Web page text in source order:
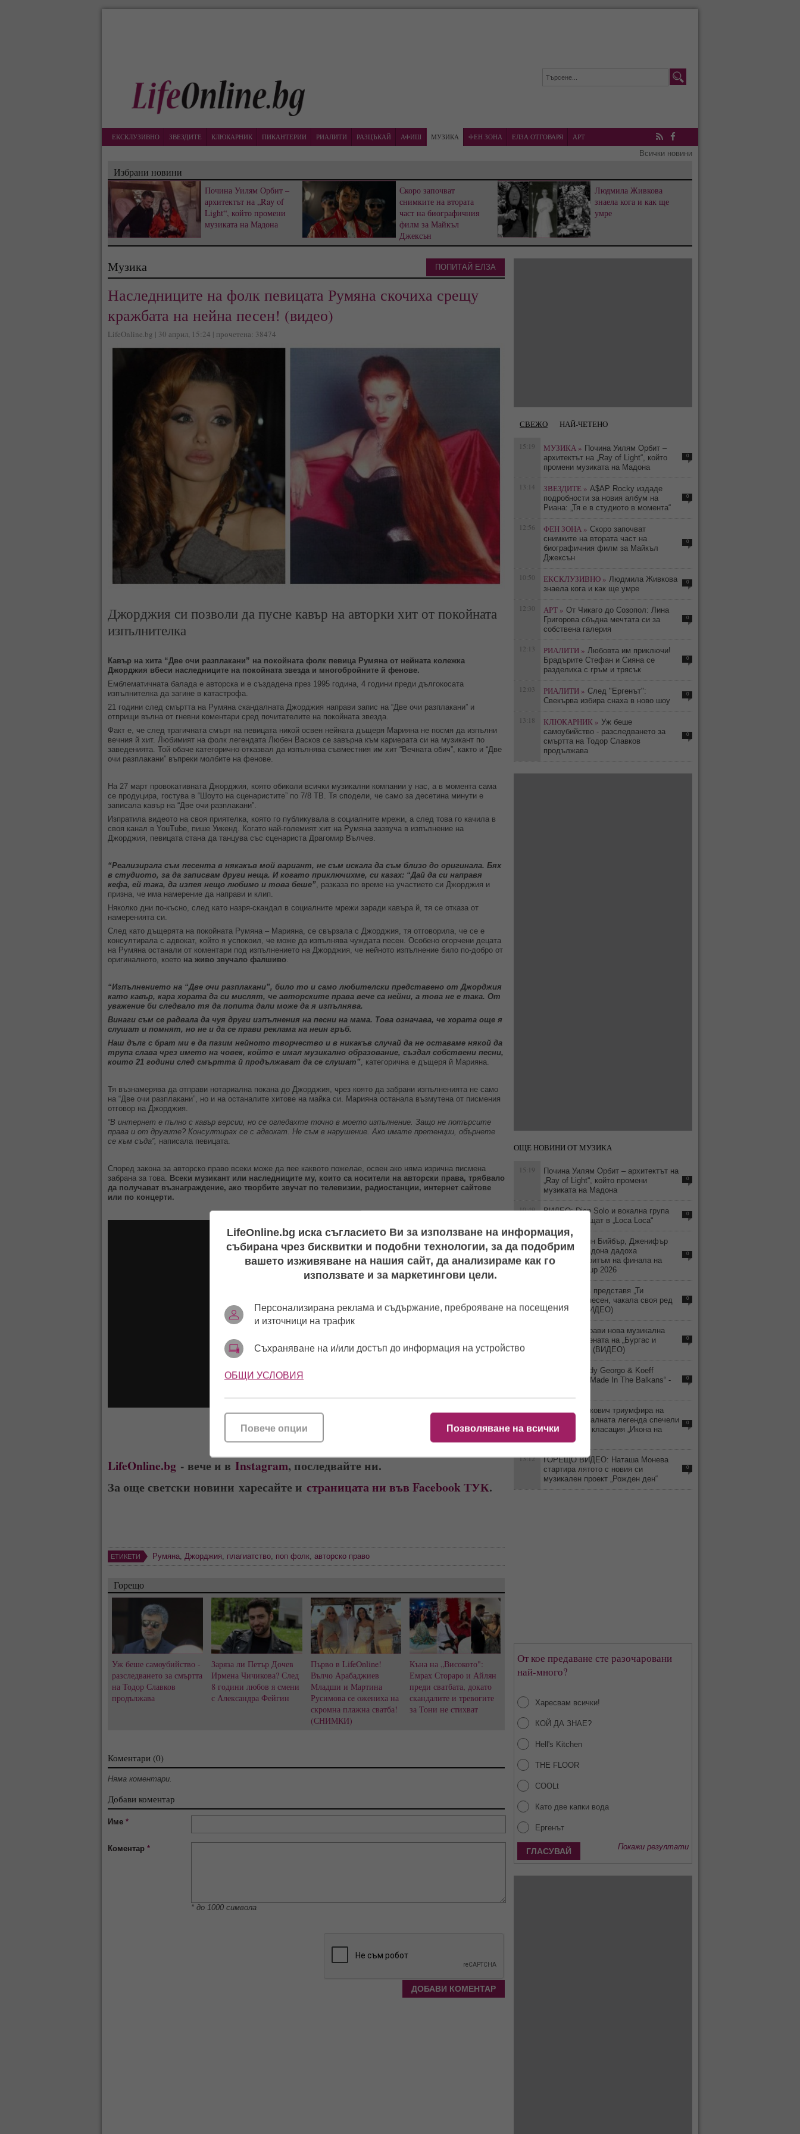
ЕКСКЛУЗИВНО ЗВЕЗДИТЕ КЛЮКАРНИК ПИКАНТЕРИИ РИАЛИТИ РАЗЦЪКАЙ АФИШ МУЗИКА ФЕН ЗОНА ЕЛЗА ОТГОВАРЯ
АРТ
RSS Facebook
Всички новини
Избрани новини
Почина Уилям Орбит –
архитектът на „Ray of
Light“, който промени
музиката на Мадона
Скоро започват
снимките на втората
част на биографичния
филм за Майкъл
Джексън
Людмила Живкова
знаела кога и как ще
умре
Музика
Наследниците на фолк певицата Румяна скочиха срещу
кражбата на нейна песен! (видео)
LifeOnline.bg | 30 април, 15:24 | прочетена: 38474
Джорджия си позволи да пусне кавър на авторки хит от покойната
изпълнителка
Кавър на хита “Две очи разплакани” на покойната фолк певица Румяна от нейната колежка
Джорджия вбеси наследниците на покойната звезда и многобройните й фенове.
Емблематичната балада е авторска и е създадена през 1995 година, 4 години преди дългокосата
изпълнителка да загине в катастрофа.
21 години след смъртта на Румяна скандалната Джорджия направи запис на “Две очи разплакани” и
отприщи вълна от гневни коментари сред почитателите на покойната звезда.
Факт е, че след трагичната смърт на певицата никой освен нейната дъщеря Марияна не посмя да изпълни
вечния й хит. Любимият на фолк легендата Любен Васков се завърна към кариерата си на музикант по
заведенията. Той обаче категорично отказвал да изпълнява съвместния им хит “Вечната обич”, както и “Две
очи разплакани” въпреки молбите на фенове.
На 27 март провокативната Джорджия, която обиколи всички музикални компании у нас, а в момента сама
се продуцира, гостува в “Шоуто на сценаристите” по 7/8 ТВ. Тя сподели, че само за десетина минути е
записала кавър на “Две очи разплакани”.
Изпратила видеото на своя приятелка, която го публикувала в социалните мрежи, а след това го качила в
своя канал в YouTube, пише Уикенд. Когато най-големият хит на Румяна зазвуча в изпълнение на
Джорджия, певицата стана да танцува със сценариста Драгомир Вълчев.
“Реализирала съм песента в някакъв мой вариант, не съм искала да съм близо до оригинала. Бях
в студиото, за да записвам други неща. И когато приключихме, си казах: “Дай да си направя
кефа, ей така, да изпея нещо любимо и това беше”, разказа по време на участието си Джорджия и
призна, че има намерение да направи и клип.
Няколко дни по-късно, след като назря-скандал в социалните мрежи заради кавъра й, тя се отказа от
намеренията си.
След като дъщерята на покойната Румяна – Марияна, се свързала с Джорджия, тя отговорила, че се е
консултирала с адвокат, който я успокоил, че може да изпълнява чуждата песен. Особено огорчени децата
на Румяна останали от коментари под изпълнението на Джорджия, че нейното изпълнение било по-добро от
оригиналното, което на живо звучало фалшиво.
“Изпълнението на “Две очи разплакани”, било то и само любителски представено от Джорджия
като кавър, кара хората да си мислят, че авторските права вече са нейни, а това не е така. От
уважение би следвало тя да попита дали може да я изпълнява.
Винаги съм се радвала да чуя други изпълнения на песни на мама. Това означава, че хората още я
слушат и помнят, но не и да се прави реклама на неин гръб.
Наш дълг с брат ми е да пазим нейното творчество и в никакъв случай да не оставаме някой да
трупа слава чрез името на човек, който е имал музикално образование, създал собствени песни,
които 21 години след смъртта й продължават да се слушат”, категорична е дъщеря й Марияна.
Тя възнамерява да отправи нотариална покана до Джорджия, чрез която да забрани изпълненията не само
на “Две очи разплакани”, но и на останалите хитове на майка си. Марияна останала възмутена от писмения
отговор на Джорджия.
“В интернет е пълно с кавър версии, но се огледахте точно в моето изпълнение. Защо не потърсите
права и от другите? Консултирах се с адвокат. Не съм в нарушение. Ако имате претенции, обърнете
се към съда”, написала певицата.
Според закона за авторско право всеки може да пее каквото пожелае, освен ако няма изрична писмена
забрана за това. Всеки музикант или наследниците му, които са носители на авторски права, трябвало
да получават възнаграждение, ако творбите звучат по телевизии, радиостанции, интернет сайтове
или по концерти.
LifeOnline.bg - вече и в Instagram, последвайте ни.
За още светски новини харесайте и страницата ни във Facebook ТУК.
ЕТИКЕТИ Румяна, Джорджия, плагиатство, поп фолк, авторско право
Горещо
Уж беше самоубийство -
разследването за смъртта
на Тодор Славков
продължава
Заряза ли Петър Дочев
Ирмена Чичикова? След
8 години любов я смени
с Александра Фейгин
Първо в LifeOnline!
Вълчо Арабаджиев
Младши и Мартина
Русимова сe oжениха на
скромна плажна сватба!
(СНИМКИ)
Къна на „Високото":
Емрах Стораро и Айлян
преди сватбата, докато
скандалите и тревогите
за Тони не стихват
Коментари (0)
Няма коментари.
Добави коментар
Име *
Коментар *
* до 1000 символа
ПОПИТАЙ ЕЛЗА
СВЕЖО НАЙ-ЧЕТЕНО
15:19 МУЗИКА » Почина Уилям Орбит –
архитектът на „Ray of Light“, който
промени музиката на Мадона
0
13:14 ЗВЕЗДИТЕ » A$AP Rocky издаде
подробности за новия албум на
Риана: „Тя е в студиото в момента“
0
12:56 ФЕН ЗОНА » Скоро започват
снимките на втората част на
биографичния филм за Майкъл
Джексън
0
10:50 ЕКСКЛУЗИВНО » Людмила Живкова
знаела кога и как ще умре
0
12:30 АРТ » От Чикаго до Созопол: Лина
Григорова сбъдна мечтата си за
собствена галерия
0
12:13 РИАЛИТИ » Любовта им приключи!
Брадърите Стефан и Сияна се
разделиха с гръм и трясък
0
12:03 РИАЛИТИ » След "Ергенът":
Свекърва избира снаха в ново шоу
0
13:18 КЛЮКАРНИК » Уж беше
самоубийство - разследването за
смъртта на Тодор Славков
продължава
0
ОЩЕ НОВИНИ ОТ МУЗИКА
15:19
Почина Уилям Орбит – архитектът на
„Ray of Light“, който промени
музиката на Мадона
0
10:49
ВИДЕО: Dian Solo и вокална група
Prima се срещат в „Loca Loca“
0
16:02
BTS, Джъстин Бийбър, Дженифър
Хъдсън и Мадона дадоха
музикалния ритъм на финала на
FIFA World Cup 2026
0
Дамян Попов представя „Ти
решаваш“ – песен, чакала своя ред
15 години (ВИДЕО)
0
Северин направи нова музикална
заявка на сцената на „Бургас и
морето 2026“ (ВИДЕО)
0
Тандема Teddy Georgo & Koeff
предствиха “Made In The Balkans“ -
0
Драгана Миркович триумфира на
върха: музикалната легенда спечели
престижната класация „Икона на
музиката“
0
13:12
ГОРЕЩО ВИДЕО: Наташа Монева
стартира лятото с новия си
музикален проект „Рожден ден“
0
От кое предаване сте разочаровани
най-много?
Харесвам всички!
КОЙ ДА ЗНАЕ?
Hell's Kitchen
THE FLOOR
COOLt
Като две капки вода
Ергенът
Покажи резултати
LifeOnline.bg иска съгласието Ви за използване на информация,
събирана чрез бисквитки и подобни технологии, за да подобрим
вашето изживяване на нашия сайт, да анализираме как го
използвате и за маркетингови цели.
Персонализирана реклама и съдържание, преброяване на посещения
и източници на трафик
Съхраняване на и/или достъп до информация на устройство
ОБЩИ УСЛОВИЯ
Позволяване на всички
Повече опции